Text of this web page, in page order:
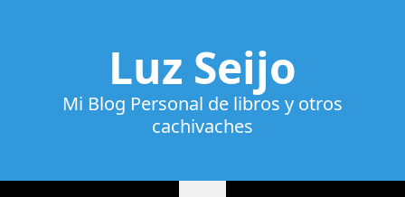
Luz Seijo
Mi Blog Personal de libros y otros
cachivaches